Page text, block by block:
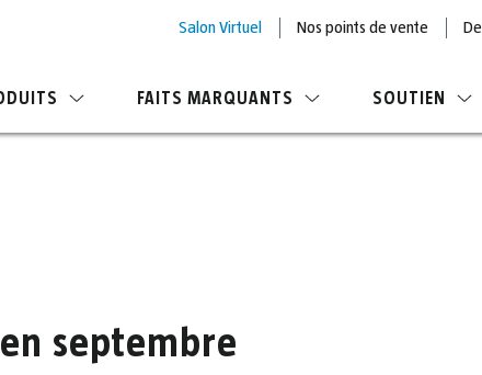
Salon Virtuel Nos points de vente
FAITS MARQUANTS SOUTIEN
septembre